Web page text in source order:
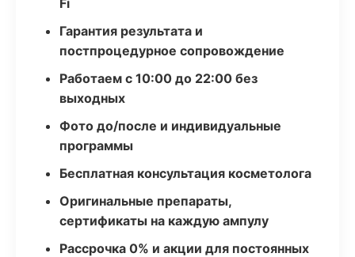
Fi
Гарантия результата и
постпроцедурное сопровождение
Работаем с 10:00 до 22:00 без
выходных
Фото до/после и индивидуальные
программы
Бесплатная консультация косметолога
Оригинальные препараты,
сертификаты на каждую ампулу
Рассрочка 0% и акции для постоянных